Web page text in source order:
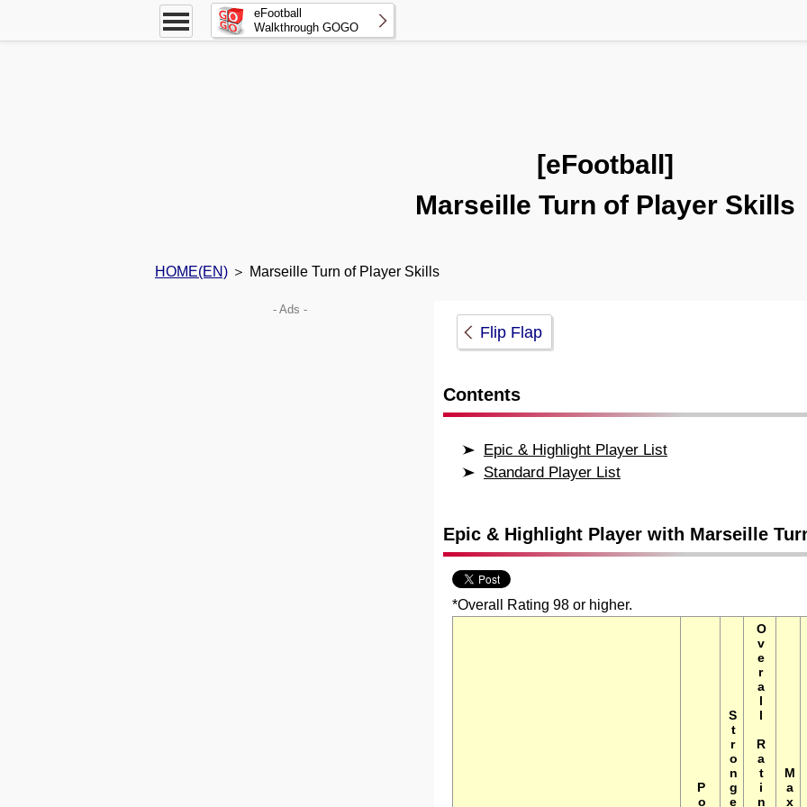
eFootball
Walkthrough GOGO
[eFootball]
Marseille Turn of Player Skills
HOME(EN) ＞ Marseille Turn of Player Skills
Flip Flap
Contents
Epic & Highlight Player List
Standard Player List
Epic & Highlight Player with Marseille
*Overall Rating 98 or higher.
- Ads -